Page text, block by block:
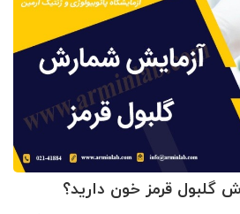
گلبول قرمز خون دارید؟